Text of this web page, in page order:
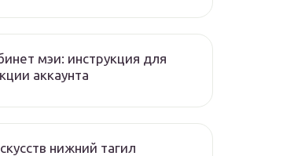
мэи: инструкция для
аккаунта
нижний тагил